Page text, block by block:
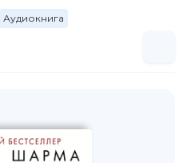
Аудиокнига